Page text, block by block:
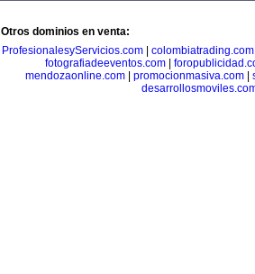
Otros dominios en venta:
ProfesionalesyServicios.com| colombiatrading.com
fotografiadeeventos.com|
mendozaonline.com| promocionmasiva.com|